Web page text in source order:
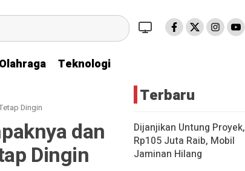
Olahraga Teknologi
Dingin
dan
Dingin
Terbaru
Dijanjikan Untung Proyek,
Rp105 Juta Raib, Mobil
Jaminan Hilang